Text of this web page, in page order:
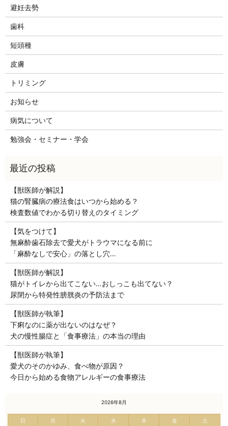
避妊去勢
歯科
短頭種
皮膚
トリミング
お知らせ
病気について
勉強会・セミナー・学会
【獣医師が解説】
猫の腎臓病の療法食はいつから始める？
検査数値でわかる切り替えのタイミング
【気をつけて】
無麻酔歯石除去で愛犬がトラウマになる前に
「麻酔なしで安心」の落とし穴…
【獣医師が解説】
猫がトイレから出てこない…おしっこも出てない？
尿閉から特発性膀胱炎の予防法まで
【獣医師が執筆】
下痢なのに薬が出ないのはなぜ？
犬の慢性腸症と「食事療法」の本当の理由
【獣医師が執筆】
愛犬のそのかゆみ、食べ物が原因？
今日から始める食物アレルギーの食事療法
2026年8月
日 月 火 水 木 金 土